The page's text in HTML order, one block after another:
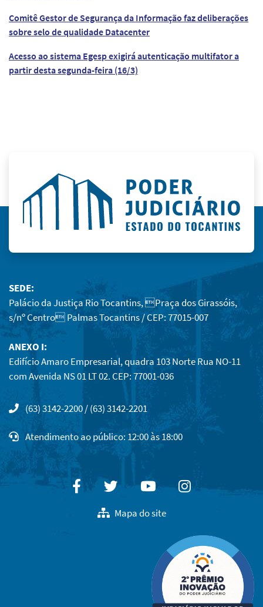
Comitê Gestor de Segurança da Informação faz deliberações
sobre selo de qualidade Datacenter
Acesso ao sistema Egesp exigirá autenticação multifator a
partir desta segunda-feira (16/3)
SEDE:
Palácio da Justiça Rio Tocantins, Praça dos Girassóis,
s/nº Centro Palmas Tocantins / CEP: 77015-007
ANEXO I:
Edifício Amaro Empresarial, quadra 103 Norte Rua NO-11
com Avenida NS 01 LT 02. CEP: 77001-036
(63) 3142-2200 / (63) 3142-2201
Atendimento ao público: 12:00 às 18:00
FacebookTwitterYoutubeInstagram
Mapa do site